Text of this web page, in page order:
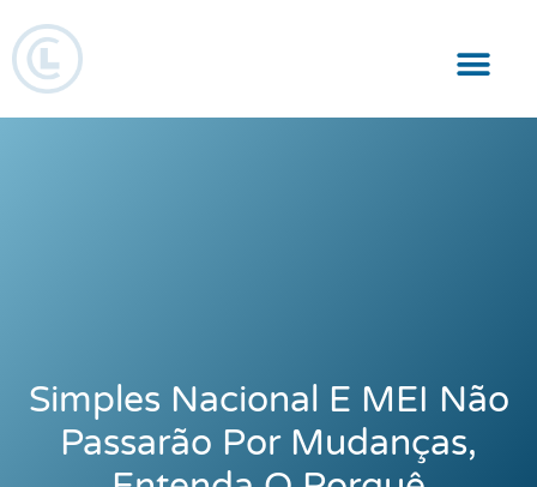
Simples Nacional E MEI Não
Passarão Por Mudanças,